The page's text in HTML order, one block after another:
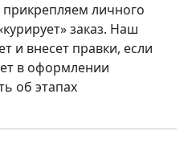
личного
заказ. Наш
и внесет правки, если
в оформлении
об этапах